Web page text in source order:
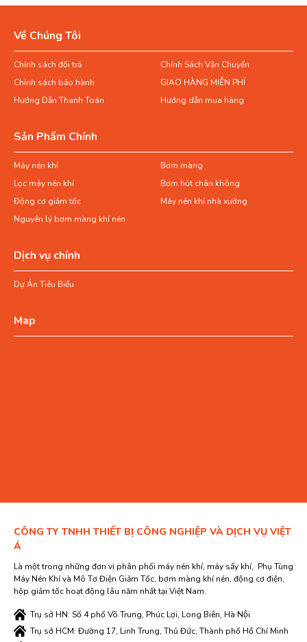
Về Chúng Tôi
Chính sách đổi trả
Chính Sách Vận Chuyển
Chính sách bảo hành
GIAO HÀNG MIỄN PHÍ
Hướng Dẫn Thanh Toán
Hướng dẫn mua hàng
Sản Phẩm Chính
Máy nén khí
Bơm màng
Lọc máy nén khí
Bơm hút chân không
Động cơ giảm tốc
Máy nén khí nhà xưởng
Nguyên lý bơm màng khí nén
Dịch vụ chính
Dự Án Tiêu Biểu
Map
CÔNG TY TNHH THIẾT BỊ CÔNG NGHIỆP VÀ DỊCH VỤ VIỆT
Á
Là một trong những đơn vị phân phối máy nén khí, máy sấy khí, Phụ Tùng
Máy Nén Khí và Mô Tơ Điện Giảm Tốc, bơm màng khí nén, động cơ điện,
hộp giảm tốc hoạt động lâu năm nhất tại Việt Nam.
Trụ sở HN: Số 4 phố Võ Trung, Phúc Lợi, Long Biên, Hà Nội
Trụ sở HCM: Đường 17, Linh Trung, Thủ Đức, Thành phố Hồ Chí Minh